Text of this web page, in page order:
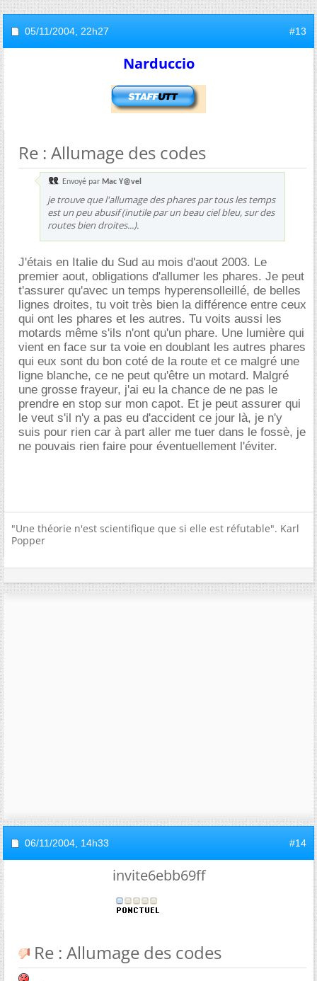
05/11/2004, 22h27 #13
Narduccio
Re : Allumage des codes
Envoyé par Mac Y@vel
je trouve que l'allumage des phares par tous les temps
est un peu abusif (inutile par un beau ciel bleu, sur des
routes bien droites...).
J'étais en Italie du Sud au mois d'aout 2003. Le
premier aout, obligations d'allumer les phares. Je peut
t'assurer qu'avec un temps hyperensolleillé, de belles
lignes droites, tu voit très bien la différence entre ceux
qui ont les phares et les autres. Tu voits aussi les
motards même s'ils n'ont qu'un phare. Une lumière qui
vient en face sur ta voie en doublant les autres phares
qui eux sont du bon coté de la route et ce malgré une
ligne blanche, ce ne peut qu'être un motard. Malgré
une grosse frayeur, j'ai eu la chance de ne pas le
prendre en stop sur mon capot. Et je peut assurer qui
le veut s'il n'y a pas eu d'accident ce jour là, je n'y
suis pour rien car à part aller me tuer dans le fossè, je
ne pouvais rien faire pour éventuellement l'éviter.
"Une théorie n'est scientifique que si elle est réfutable". Karl
Popper
06/11/2004, 14h33 #14
invite6ebb69ff
Re : Allumage des codes